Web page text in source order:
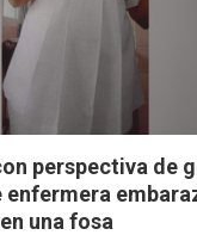
perspectiva de
una fosa